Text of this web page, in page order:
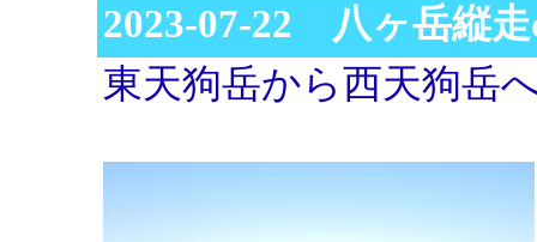
2023-07-22 八ヶ岳縦走
東天狗岳から西天狗岳